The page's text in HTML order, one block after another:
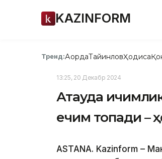
KAZINFORM
Тренд:АқордаТайинловҲодиса
13:25, 20 Декабр 2024
Ақтауда
ечим топади –
ASTANA. Kazinform –